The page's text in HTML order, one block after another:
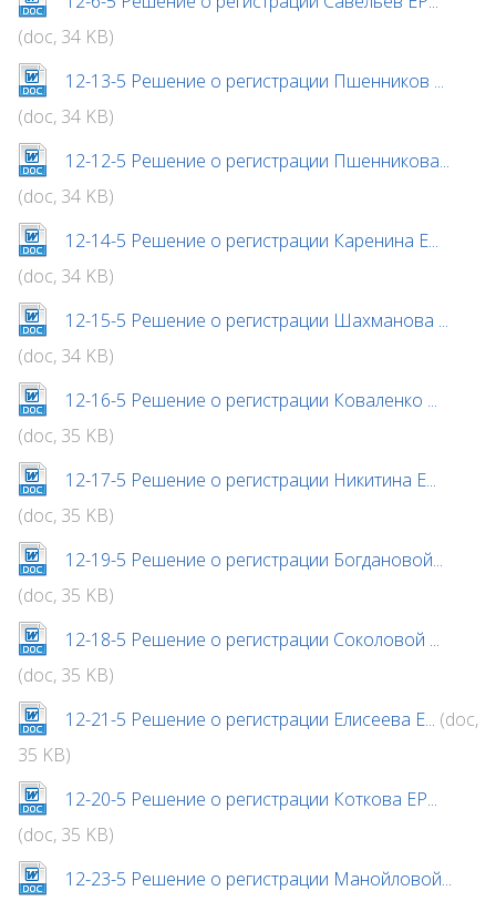
(doc, 34 KB)
12-13-5 Решение о регистрации Пшенников ...
(doc, 34 KB)
12-12-5 Решение о регистрации Пшенникова...
(doc, 34 KB)
12-14-5 Решение о регистрации Каренина Е...
(doc, 34 KB)
12-15-5 Решение о регистрации Шахманова ...
(doc, 34 KB)
12-16-5 Решение о регистрации Коваленко ...
(doc, 35 KB)
12-17-5 Решение о регистрации Никитина Е...
(doc, 35 KB)
12-19-5 Решение о регистрации Богдановой...
(doc, 35 KB)
12-18-5 Решение о регистрации Соколовой ...
(doc, 35 KB)
12-21-5 Решение о регистрации Елисеева Е... (doc,
35 KB)
12-20-5 Решение о регистрации Коткова ЕР...
(doc, 35 KB)
12-23-5 Решение о регистрации Манойловой...